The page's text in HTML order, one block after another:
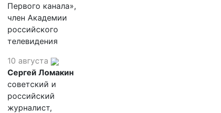
Первого канала»,
член Академии
российского
телевидения
10 августа
Сергей Ломакин
советский и
российский
журналист,